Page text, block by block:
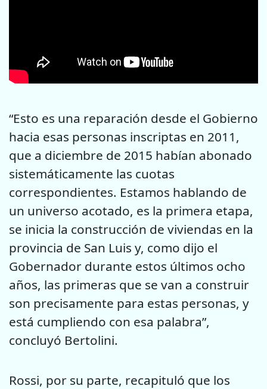
“Esto es una reparación desde el Gobierno
hacia esas personas inscriptas en 2011,
que a diciembre de 2015 habían abonado
sistemáticamente las cuotas
correspondientes. Estamos hablando de
un universo acotado, es la primera etapa,
se inicia la construcción de viviendas en la
provincia de San Luis y, como dijo el
Gobernador durante estos últimos ocho
años, las primeras que se van a construir
son precisamente para estas personas, y
está cumpliendo con esa palabra”,
concluyó Bertolini.
Rossi, por su parte, recapituló que los